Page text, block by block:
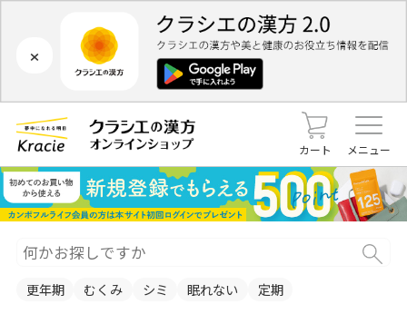
×
カート メニュー
更年期 むくみ シミ 眠れない 定期